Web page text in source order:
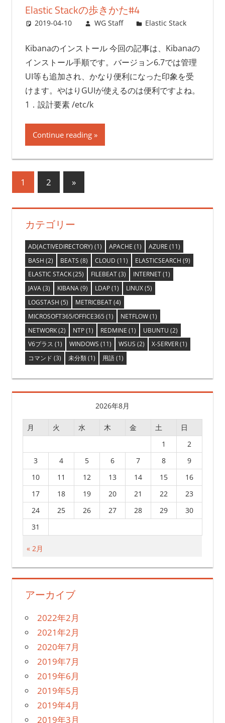
Elastic Stackの歩きかた#4
2019-04-10 WG Staff Elastic Stack
Kibanaのインストール 今回の記事は、Kibanaの
インストール手順です。バージョン6.7では管理
UI等も追加され、かなり便利になった印象を受
けます。やはりGUIが使えるのは便利ですよね。
1．設計要素 /etc/k
Continue reading
投
ビ
ゲ
ー
シ
ョ
ン
1 2
次
の
記
事
»
カテゴリー
AD(ACTIVEDIRECTORY) (1) APACHE (1) AZURE (11)
BASH (2) BEATS (8) CLOUD (11) ELASTICSEARCH (9)
ELASTIC STACK(25) FILEBEAT(3) INTERNET(1)
JAVA(3) KIBANA(9) LDAP(1) LINUX(5)
LOGSTASH (5) METRICBEAT(4)
MICROSOFT365/OFFICE365(1) NETFLOW(1)
NETWORK(2) NTP(1) REDMINE (1) UBUNTU (2)
V6プラス (1) WINDOWS (11) WSUS (2) X-SERVER(1)
コマンド (3) 未分類(1) 用語(1)
2026年8月
月 火 水 木 金 土 日
« 2月
1
2
3
4 5 6 7 8
9
10
11 12 13 14 15
16
17
18 19 20 21 22
23
24
25 26 27 28 29
30
31
アーカイブ
2022年2月
2021年2月
2020年7月
2019年7月
2019年6月
2019年5月
2019年4月
2019年3月